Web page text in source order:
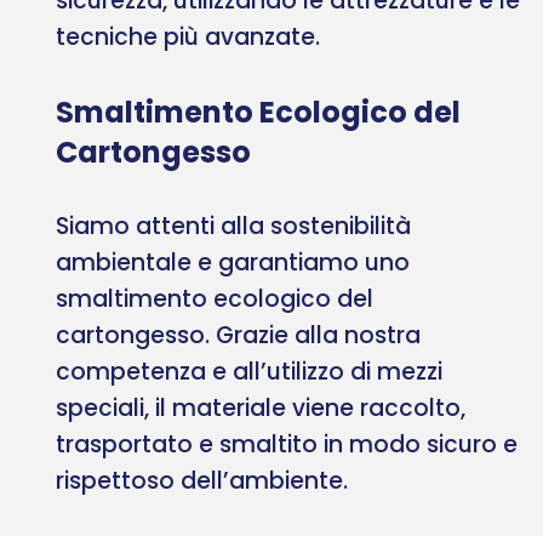
tecniche più avanzate.
Smaltimento Ecologico del
Cartongesso
Siamo attenti alla sostenibilità
ambientale e garantiamo uno
smaltimento ecologico del
cartongesso. Grazie alla nostra
competenza e all’utilizzo di mezzi
speciali, il materiale viene raccolto,
trasportato e smaltito in modo sicuro e
rispettoso dell’ambiente.